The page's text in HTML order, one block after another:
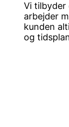
Vi tilbyder
arbejder
kunden
og